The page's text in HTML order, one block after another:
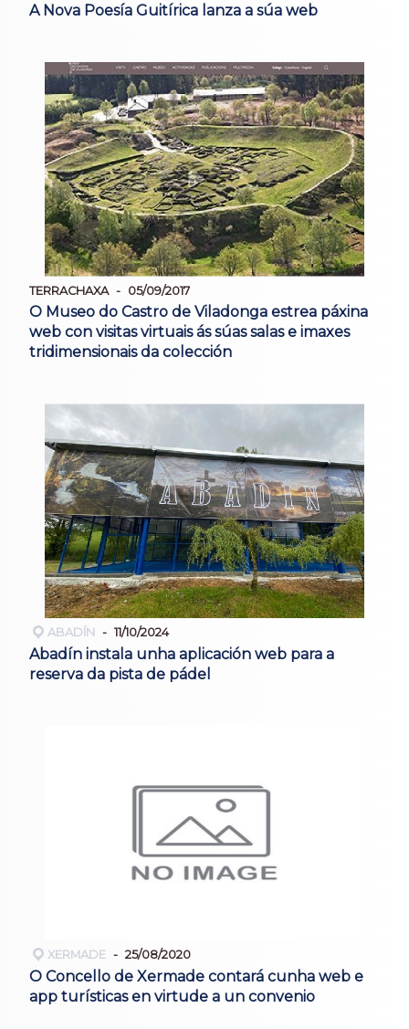
A Nova Poesía Guitírica lanza a súa web
TERRACHAXA 05/09/2017
O Museo do Castro de Viladonga estrea páxina
web con visitas virtuais ás súas salas e imaxes
tridimensionais da colección
ABADÍN 11/10/2024
Abadín instala unha aplicación web para a
reserva da pista de pádel
XERMADE 25/08/2020
O Concello de Xermade contará cunha web e
app turísticas en virtude a un convenio